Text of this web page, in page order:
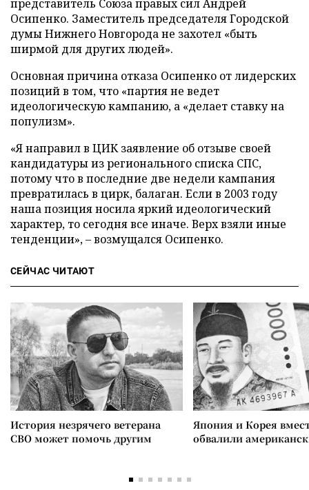
представитель Союза правых сил Андрей
Осипенко. Заместитель председателя Городской
думы Нижнего Новгорода не захотел «быть
ширмой для других людей».
Основная причина отказа Осипенко от лидерских
позиций в том, что «партия не ведет
идеологическую кампанию, а «делает ставку на
популизм».
«Я направил в ЦИК заявление об отзыве своей
кандидатуры из регионального списка СПС,
потому что в последние две недели кампания
превратилась в цирк, балаган. Если в 2003 году
наша позиция носила яркий идеологический
характер, то сегодня все иначе. Верх взяли иные
тенденции», – возмущался Осипенко.
СЕЙЧАС ЧИТАЮТ
История незрячего ветерана
СВО может помочь другим
Япония и Корея
обвалили